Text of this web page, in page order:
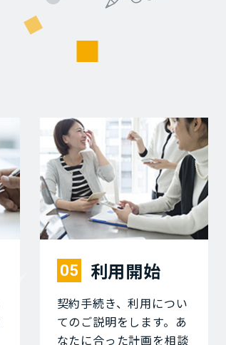
05 利⽤開始
契約⼿続き、利⽤につい
てのご説明をします。あ
なたに合った計画を相談